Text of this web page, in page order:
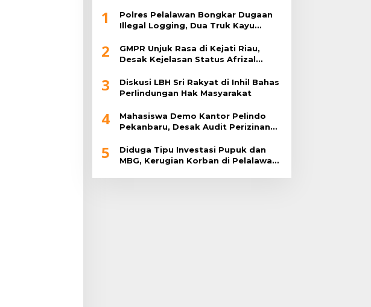
1
Polres Pelalawan Bongkar Dugaan
Illegal Logging, Dua Truk Kayu
2
GMPR Unjuk Rasa di Kejati Riau,
Desak Kejelasan Status Afrizal
3
Diskusi LBH Sri Rakyat di Inhil Bahas
Perlindungan Hak Masyarakat
4
Mahasiswa Demo Kantor Pelindo
Pekanbaru, Desak Audit Perizinan
5
Diduga Tipu Investasi Pupuk dan
MBG, Kerugian Korban di Pelalawan